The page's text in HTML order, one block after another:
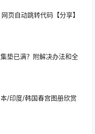
页自动跳转代码【分享】
垫已满？附解决办法和全
/印度/韩国春宫图册欣赏